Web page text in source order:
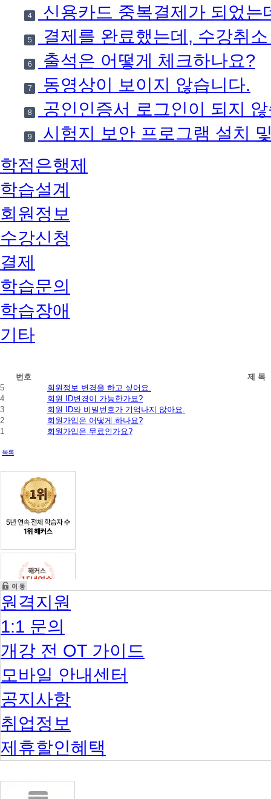
4 신용카드 중복결제가 되었는
5 결제를 완료했는데, 수강취
6 출석은 어떻게 체크하나요?
7 동영상이 보이지 않습니다.
8 공인인증서 로그인이 되지
9
시험지 보안 프로그램 설치
학점은행제
학습설계
회원정보
수강신청
결제
학습문의
학습장애
기타
원
정
보
자
주
는
문
번호
제 목
5
회원정보 변경을 하고 싶어요.
4
회원 ID변경이 가능한가요?
3
회원 ID와 비밀번호가 기억나지 않아요.
2
회원가입은 어떻게 하나요?
1
회원가입은 무료인가요?
목록
원격지원
1:1 문의
개강 전 OT 가이드
모바일 안내센터
공지사항
취업정보
제휴할인혜택